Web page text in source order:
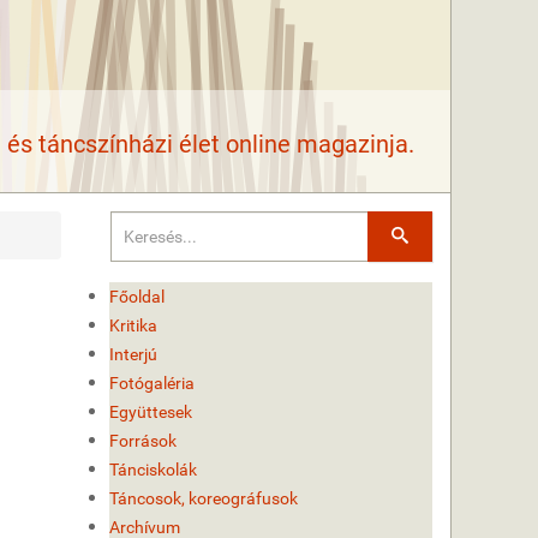
táncszínházi élet online magazinja.
Keresés
Főoldal
Kritika
Interjú
Fotógaléria
Együttesek
Források
Tánciskolák
Táncosok, koreográfusok
Archívum